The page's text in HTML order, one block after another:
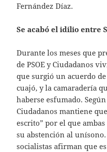
Fernández Díaz.
Se acabó el idilio entre
Durante los meses que
de PSOE y Ciudadanos
que surgió un acuerdo
cuajó, y la camaradería
haberse esfumado.
Ciudadanos mantiene
escrito” por el que
su abstención al
socialistas afirman que